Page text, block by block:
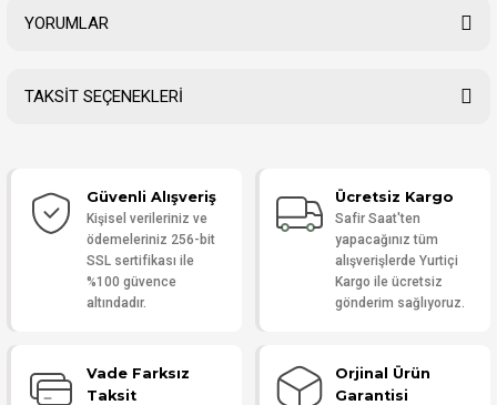
YORUMLAR
Yorum Yaz
TAKSİT SEÇENEKLERİ
Güvenli Alışveriş
Kişisel verileriniz ve
ödemeleriniz 256-bit
SSL sertifikası ile
%100 güvence
altındadır.
Ücretsiz Kargo
Safir Saat'ten
yapacağınız tüm
alışverişlerde Yurtiçi
Kargo ile ücretsiz
gönderim sağlıyoruz.
Vade Farksız
Taksit
Orjinal Ürün
Garantisi